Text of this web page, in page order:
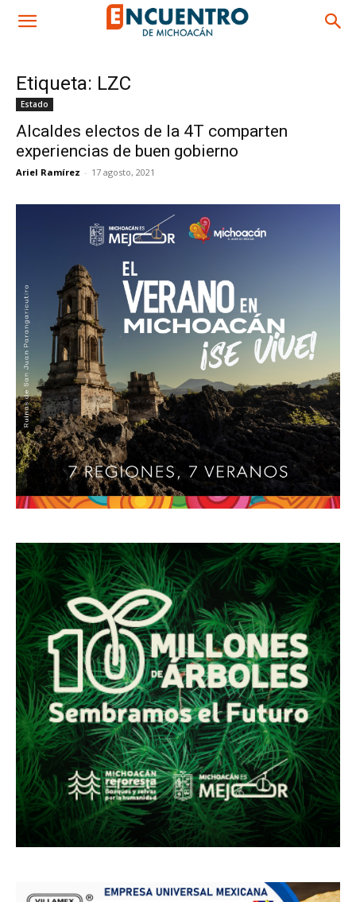
Etiqueta: LZC
Estado
Alcaldes electos de la 4T comparten
experiencias de buen gobierno
Ariel Ramírez - 17 agosto, 2021